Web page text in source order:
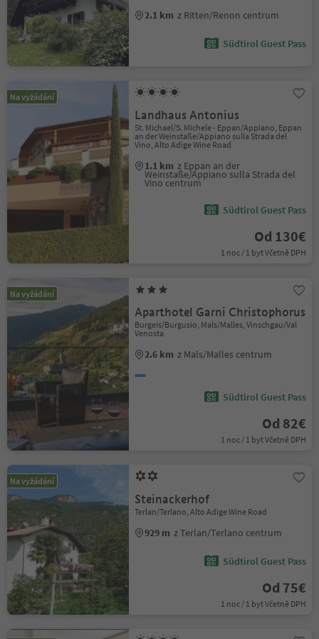
2.1 km z Ritten/Renon centrum
Südtirol Guest Pass
Na vyžádání
Landhaus Antonius
St. Michael/S. Michele - Eppan/Appiano, Eppan
an der Weinstaße/Appiano sulla Strada del
Vino, Alto Adige Wine Road
1.1 km z Eppan an der
Weinstaße/Appiano sulla Strada del
Vino centrum
Südtirol Guest Pass
Od 130€
1 noc / 1 byt Včetně DPH
Na vyžádání
Aparthotel Garni Christophorus
Burgeis/Burgusio, Mals/Malles, Vinschgau/Val
Venosta
2.6 km z Mals/Malles centrum
Südtirol Guest Pass
Od 82€
1 noc / 1 byt Včetně DPH
Na vyžádání
Steinackerhof
Terlan/Terlano, Alto Adige Wine Road
929 m z Terlan/Terlano centrum
Südtirol Guest Pass
Od 75€
1 noc / 1 byt Včetně DPH